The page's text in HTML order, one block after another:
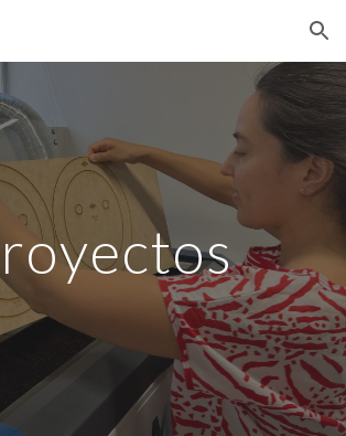
Skip to navigation